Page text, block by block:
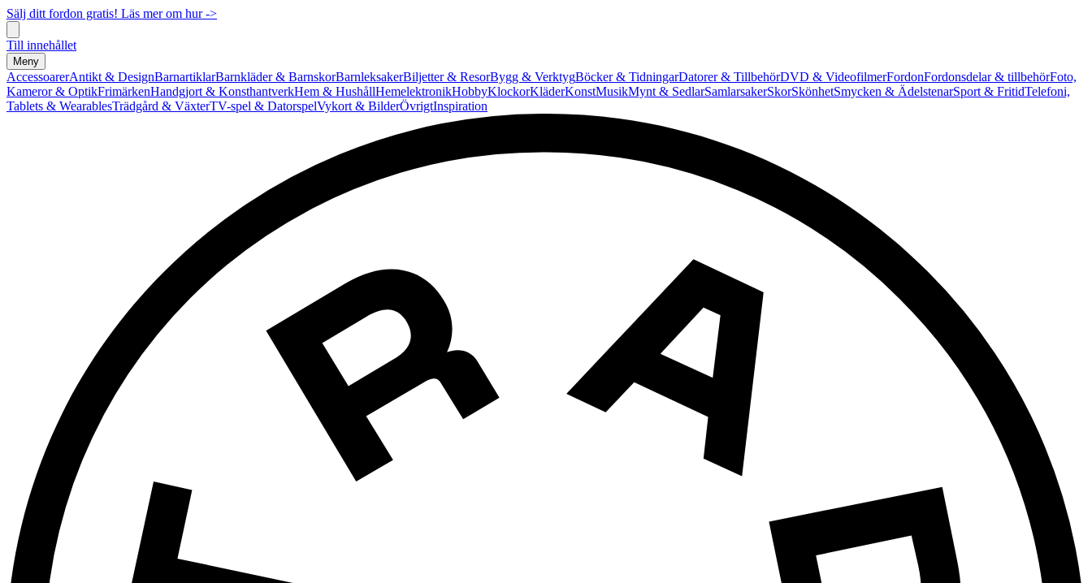
Sälj ditt fordon gratis! Läs mer om hur ->
Till innehållet
Meny
AccessoarerAntikt & DesignBarnartiklarBarnkläder & BarnskorBarnleksakerBiljetter & ResorBygg & VerktygBöcker & TidningarDatorer & TillbehörDVD & VideofilmerFordonFordonsdelar & tillbehörFoto,
Kameror & OptikFrimärkenHandgjort & KonsthantverkHem & HushållHemelektronikHobbyKlockorKläderKonstMusikMynt & SedlarSamlarsakerSkorSkönhetSmycken & ÄdelstenarSport & FritidTelefoni,
Tablets & WearablesTrädgård & VäxterTV-spel & DatorspelVykort & BilderÖvrigtInspiration